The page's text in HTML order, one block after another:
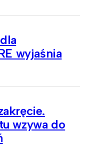
wyjaśnia
wzywa do